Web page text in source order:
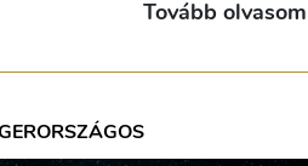
Tovább olvasom
ORSZÁGOS